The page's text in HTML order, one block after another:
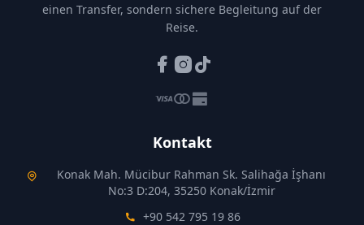
einen Transfer, sondern sichere Begleitung auf der
Reise.
Kontakt
Konak Mah. Mücibur Rahman Sk. Salihağa İşhanı
No:3 D:204, 35250 Konak/İzmir
+90 542 795 19 86